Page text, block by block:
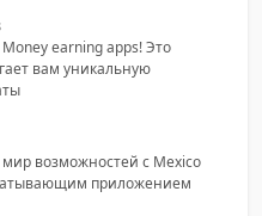
earning apps! Это
вам уникальную
возможностей с Mexico
приложением